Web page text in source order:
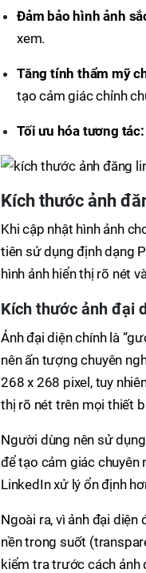
Đảm bảo hình ảnh
xem.
Tăng tính thẩm mỹ
tạo cảm giác chỉnh
Tối ưu hóa tương tác:
Kích thước ảnh
Khi cập nhật hình ảnh
tiên sử dụng định dạng
hình ảnh hiển thị rõ nét
Kích thước ảnh đại
Ảnh đại diện chính là
nên ấn tượng chuyên
268 x 268 pixel, tuy
thị rõ nét trên mọi thiết
Người dùng nên sử
để tạo cảm giác chuyên
LinkedIn xử lý ổn định
Ngoài ra, vì ảnh đại diện
nền trong suốt
kiểm tra trước cách ảnh